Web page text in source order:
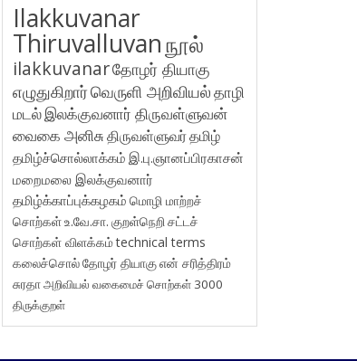
Ilakkuvanar
Thiruvalluvanநூல்
ilakkuvanarதோழர் தியாகு
எழுதுகிறார்வெருளி அறிவியல்தாழி
மடல்இலக்குவனார் திருவள்ளுவன்
வைகை அனிசுதிருவள்ளுவர்தமிழ்
தமிழ்ச்சொல்லாக்கம் இ.பு.ஞானப்பிரகாசன்
மறைமலை இலக்குவனார்
தமிழ்க்காப்புக்கழகம் மொழி மாற்றச்
சொற்கள்உ.வே.சா. குறள்நெறி சட்டச்
சொற்கள் விளக்கம்technical terms
கலைச்சொல்தோழர் தியாகுஎன் சரித்திரம்
சுரதாஅறிவியல் வகைமைச் சொற்கள் 3000
திருக்குறள்